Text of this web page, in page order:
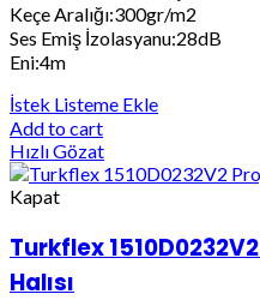
Keçe Aralığı:300gr/m2
Ses Emiş İzolasyanu:28dB
Eni:4m
İstek Listeme Ekle
Add to cart
Hızlı Gözat
Kapat
Turkflex
Halısı